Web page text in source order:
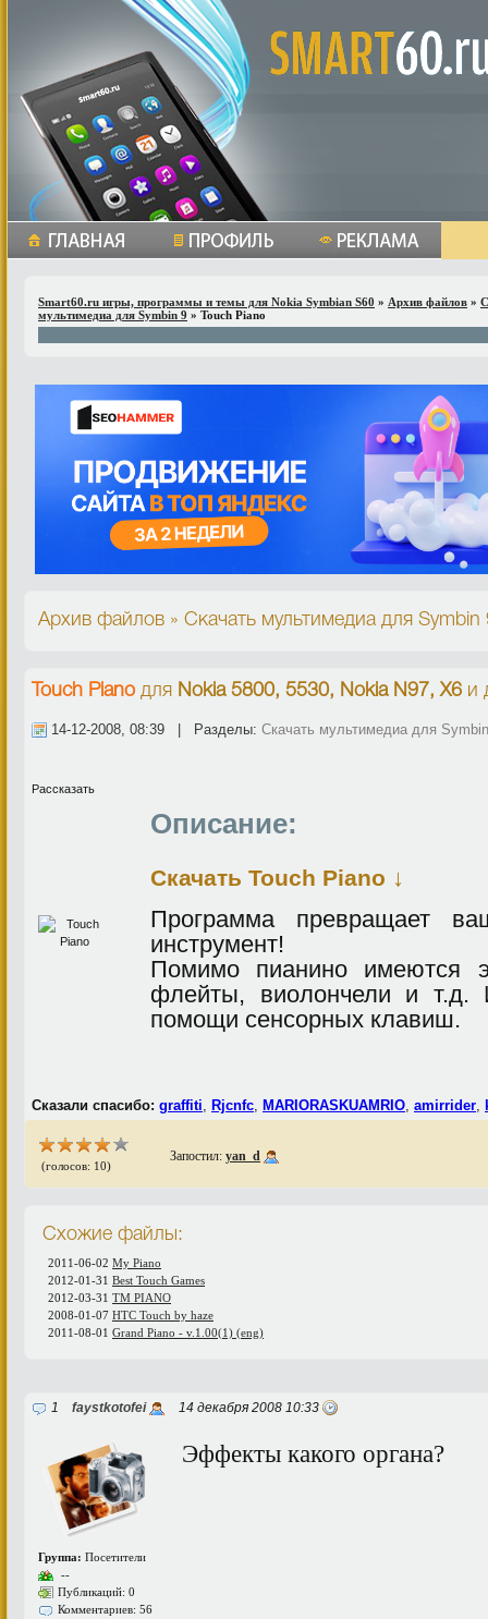
Smart60.ru игры, программы и темы для Nokia Symbian S60 » Архив файлов »
мультимедиа для Symbin 9 » Touch Piano
Архив файлов » Скачать мультимедиа для Symbin
Touch Piano для Nokia 5800, 5530, Nokia N97, X6 и
14-12-2008, 08:39 | Разделы: Скачать мультимедиа для
Рассказать
Описание:
Скачать Touch Piano ↓
Программа превращает
инструмент!
Помимо пианино имеются
флейты, виолончели и т.д.
помощи сенсорных клавиш.
Сказали спасибо: graffiti Rjcnfc MARIORASKUAMRIO amirrider
(голосов: 10)
Запостил: yan_d
Схожие файлы:
2011-06-02 My Piano
2012-01-31 Best Touch Games
2012-03-31 TM PIANO
2008-01-07 HTC Touch by haze
2011-08-01 Grand Piano - v.1.00(1) (eng)
1 faystkotofei 14 декабря 2008 10:33
Группа: Посетители
--
Публикаций: 0
Комментариев: 56
Эффекты какого органа?